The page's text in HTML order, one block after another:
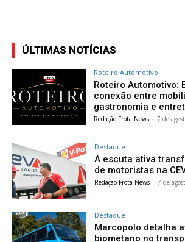
ÚLTIMAS NOTÍCIAS
Roteiro Automotivo
Roteiro Automotivo:
conexão entre
gastronomia e
Redação Frota News - 7 de
Destaque
A escuta ativa
de motoristas na
Redação Frota News - 7 de
Destaque
Marcopolo detalha
biometano no